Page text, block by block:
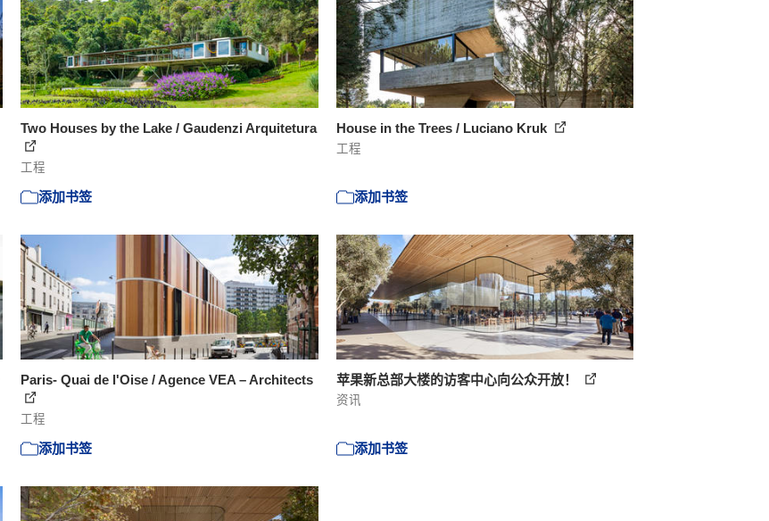
Two Houses by the Lake / Gaudenzi Arquitetura
工程
添加书签
House in the Trees / Luciano Kruk
工程
添加书签
Paris- Quai de l'Oise / Agence VEA – Architects
工程
添加书签
苹果新总部大楼的访客中心向公众开放！
资讯
添加书签